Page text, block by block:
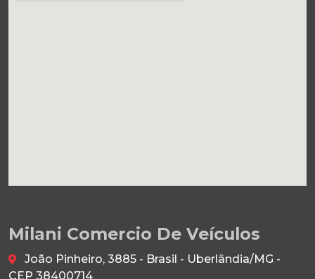
Milani Comercio De Veículos
João Pinheiro, 3885 - Brasil - Uberlândia/MG -
CEP 38400714